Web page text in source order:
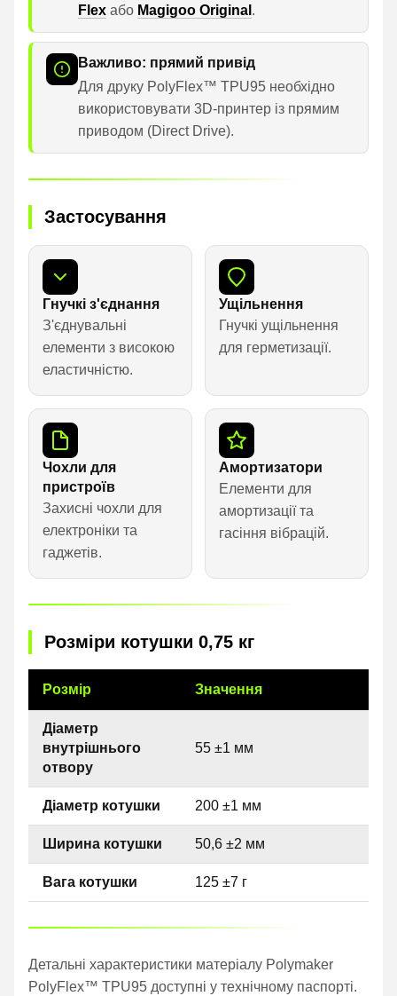
Flex або Magigoo Original .
Важливо: прямий привід
Для друку PolyFlex™ TPU95 необхідно
використовувати 3D-принтер із прямим
приводом (Direct Drive).
Застосування
Гнучкі з'єднання
З'єднувальні
елементи з високою
еластичністю.
Ущільнення
Гнучкі ущільнення
для герметизації.
Чохли для
пристроїв
Захисні чохли для
електроніки та
гаджетів.
Амортизатори
Елементи для
амортизації та
гасіння вібрацій.
Розміри котушки 0,75 кг
Розмір Значення
Діаметр
внутрішнього
отвору
55 ±1 мм
Діаметр котушки 200 ±1 мм
Ширина котушки 50,6 ±2 мм
Вага котушки 125 ±7 г
Детальні характеристики матеріалу Polymaker
PolyFlex™ TPU95 доступні у технічному паспорті.